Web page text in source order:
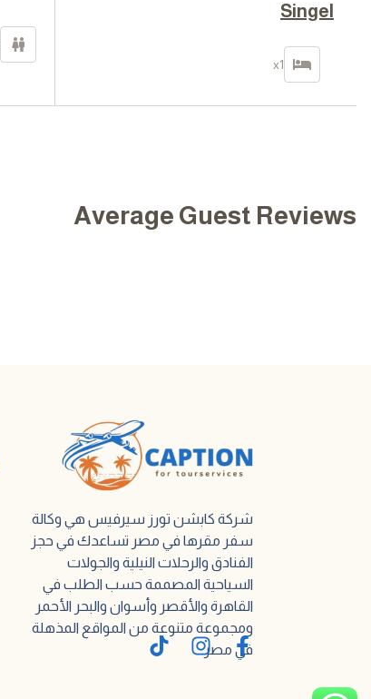
Singel
x1
Average Guest Reviews
شركة كابشن تورز سيرفيس هي وكالة
سفر مقرها في مصر تساعدك في حجز
الفنادق والرحلات النيلية والجولات
السياحية المصممة حسب الطلب في
القاهرة والأقصر وأسوان والبحر الأحمر
ومجموعة متنوعة من المواقع المذهلة
في مصر.